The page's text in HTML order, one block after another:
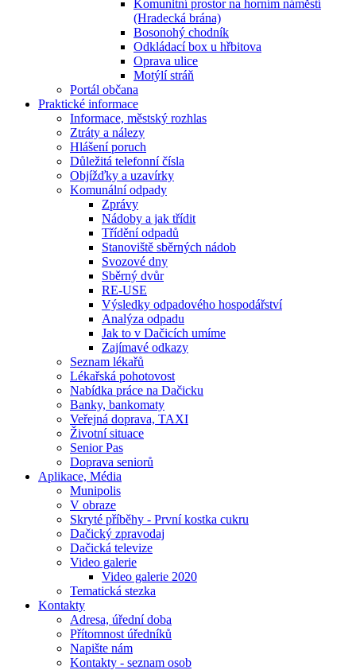
Komunitní prostor na horním náměstí
(Hradecká brána)
Bosonohý chodník
Odkládací box u hřbitova
Oprava ulice
Motýlí stráň
Portál občana
Praktické informace
Informace, městský rozhlas
Ztráty a nálezy
Hlášení poruch
Důležitá telefonní čísla
Objížďky a uzavírky
Komunální odpady
Zprávy
Nádoby a jak třídit
Třídění odpadů
Stanoviště sběrných nádob
Svozové dny
Sběrný dvůr
RE-USE
Výsledky odpadového hospodářství
Analýza odpadu
Jak to v Dačicích umíme
Zajímavé odkazy
Seznam lékařů
Lékařská pohotovost
Nabídka práce na Dačicku
Banky, bankomaty
Veřejná doprava, TAXI
Životní situace
Senior Pas
Doprava seniorů
Aplikace, Média
Munipolis
V obraze
Skryté příběhy - První kostka cukru
Dačický zpravodaj
Dačická televize
Video galerie
Video galerie 2020
Tematická stezka
Kontakty
Adresa, úřední doba
Přítomnost úředníků
Napište nám
Kontakty - seznam osob